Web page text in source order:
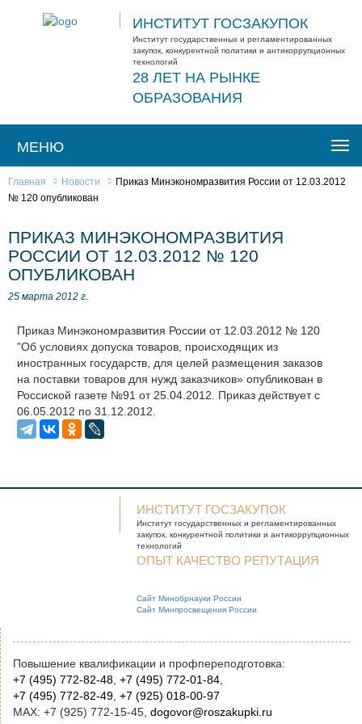
ИНСТИТУТ ГОСЗАКУПОК
Институт государственных и регламентированных
закупок, конкурентной политики и антикоррупционных
технологий
28 ЛЕТ НА РЫНКЕ
ОБРАЗОВАНИЯ
МЕНЮ
Главная Новости
Приказ Минэкономразвития России от 12.03.2012
№ 120 опубликован
ПРИКАЗ МИНЭКОНОМРАЗВИТИЯ
РОССИИ ОТ 12.03.2012 № 120
ОПУБЛИКОВАН
25 марта 2012 г.
Приказ Минэкономразвития России от 12.03.2012 № 120
"Об условиях допуска товаров, происходящих из
иностранных государств, для целей размещения заказов
на поставки товаров для нужд заказчиков» опубликован в
Россиской газете №91 от 25.04.2012. Приказ действует с
06.05.2012 по 31.12.2012.
ИНСТИТУТ ГОСЗАКУПОК
Институт государственных и регламентированных
закупок, конкурентной политики и антикоррупционных
технологий
ОПЫТ КАЧЕСТВО РЕПУТАЦИЯ
Сайт Минобрнауки России
Сайт Минпросвещения России
Повышение квалификации и профпереподготовка:
+7 (495) 772-82-48, +7 (495) 772-01-84,
+7 (495) 772-82-49, +7 (925) 018-00-97
MAX: +7 (925) 772-15-45, dogovor@roszakupki.ru